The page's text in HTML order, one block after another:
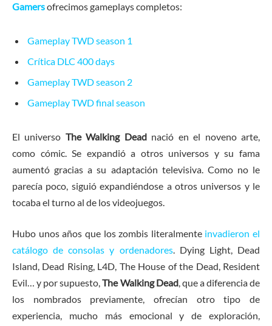
Gamersofrecimos gameplays completos:
Gameplay TWD season 1
Crítica DLC 400 days
Gameplay TWD season 2
Gameplay TWD final season
El universo The Walking Deadnació en el noveno arte,
como cómic. Se expandió a otros universos y su fama
aumentó gracias a su adaptación televisiva. Como no le
parecía poco, siguió expandiéndose a otros universos y le
tocaba el turno al de los videojuegos.
Hubo unos años que los zombis literalmente invadieron el
catálogo de consolas y ordenadores. Dying Light, Dead
Island, Dead Rising, L4D, The House of the Dead, Resident
Evil… y por supuesto,The Walking Dead, que a diferencia de
los nombrados previamente, ofrecían otro tipo de
experiencia, mucho más emocional y de exploración,